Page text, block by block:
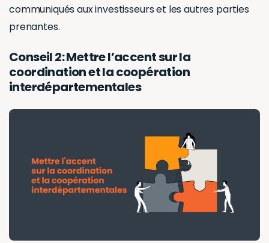
communiqués aux investisseurs et les autres parties
prenantes.
Conseil 2: Mettre l’accent sur la
coordination et la coopération
interdépartementales